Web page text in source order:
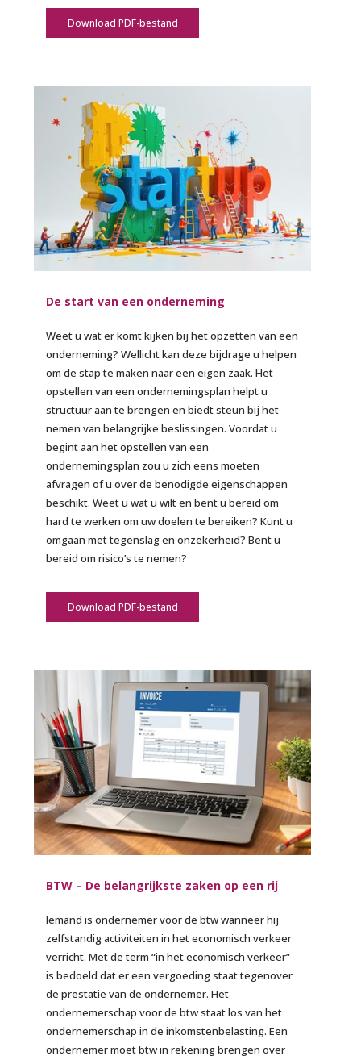
Download PDF-bestand
De start van een onderneming
Weet u wat er komt kijken bij het opzetten van een
onderneming? Wellicht kan deze bijdrage u helpen
om de stap te maken naar een eigen zaak. Het
opstellen van een ondernemingsplan helpt u
structuur aan te brengen en biedt steun bij het
nemen van belangrijke beslissingen. Voordat u
begint aan het opstellen van een
ondernemingsplan zou u zich eens moeten
afvragen of u over de benodigde eigenschappen
beschikt. Weet u wat u wilt en bent u bereid om
hard te werken om uw doelen te bereiken? Kunt u
omgaan met tegenslag en onzekerheid? Bent u
bereid om risico’s te nemen?
Download PDF-bestand
BTW – De belangrijkste zaken op een rij
Iemand is ondernemer voor de btw wanneer hij
zelfstandig activiteiten in het economisch verkeer
verricht. Met de term “in het economisch verkeer”
is bedoeld dat er een vergoeding staat tegenover
de prestatie van de ondernemer. Het
ondernemerschap voor de btw staat los van het
ondernemerschap in de inkomstenbelasting. Een
ondernemer moet btw in rekening brengen over